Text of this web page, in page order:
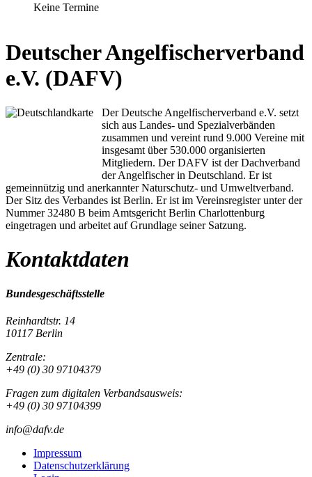
Keine Termine
Deutscher Angelfischerverband
e.V. (DAFV)
Der Deutsche Angelfischerverband e.V. setzt
sich aus Landes- und Spezialverbänden
zusammen und vereint rund 9.000 Vereine mit
insgesamt über 530.000 organisierten
Mitgliedern. Der DAFV ist der Dachverband
der Angelfischer in Deutschland. Er ist
gemeinnützig und anerkannter Naturschutz- und Umweltverband.
Der Sitz des Verbandes ist Berlin. Er ist im Vereinsregister unter der
Nummer 32480 B beim Amtsgericht Berlin Charlottenburg
eingetragen und arbeitet auf Grundlage seiner Satzung.
Kontaktdaten
Bundesgeschäftsstelle
Reinhardtstr. 14
10117 Berlin
Zentrale:
+49 (0) 30 97104379
Fragen zum digitalen Verbandsausweis:
+49 (0) 30 97104399
info@dafv.de
Impressum
Datenschutzerklärung